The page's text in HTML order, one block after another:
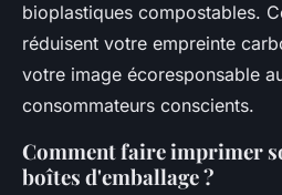
bioplastiques compostables.
réduisent votre empreinte
votre image écoresponsable
consommateurs conscients.
Comment faire imprimer
boîtes d'emballage ?